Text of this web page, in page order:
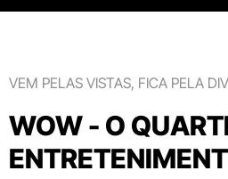
VEM PELAS VISTAS, FICA PELA
WOW - O